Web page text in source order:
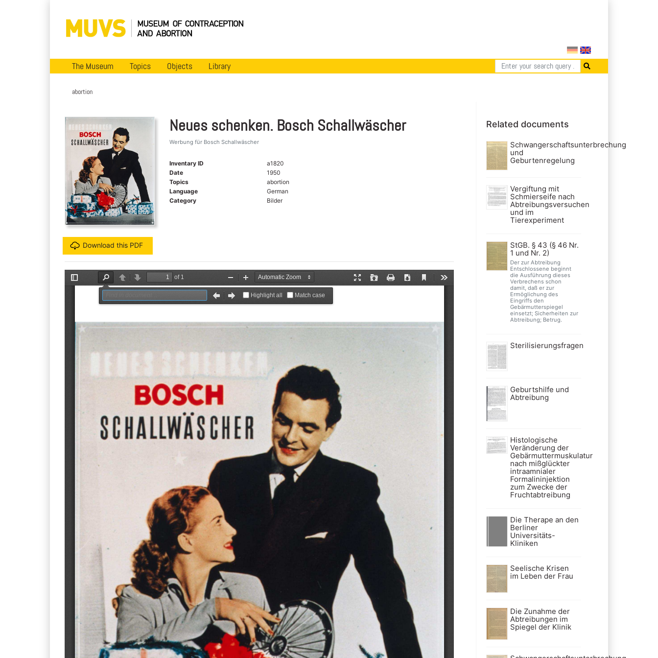
The Museum Topics Objects Library
abortion
Download this PDF
Neues schenken. Bosch Schallwäscher
Werbung für Bosch Schallwäscher
Inventary ID
a1820
Date
1950
Topics
abortion
Language
German
Category
Bilder
Related documents
Schwangerschaftsunterbrechung
und
Geburtenregelung
Vergiftung mit
Schmierseife nach
Abtreibungsversuchen
und im
Tierexperiment
StGB. § 43 (§ 46 Nr.
1 und Nr. 2)
Der zur Abtreibung
Entschlossene beginnt
die Ausführung dieses
Verbrechens schon
damit, daß er zur
Ermöglichung des
Eingriffs den
Gebärmutterspiegel
einsetzt; Sicherheiten zur
Abtreibung; Betrug.
Sterilisierungsfragen
Geburtshilfe und
Abtreibung
Histologische
Veränderung der
Gebärmuttermuskulatur
nach mißglückter
intraamnialer
Formalininjektion
zum Zwecke der
Fruchtabtreibung
Die Therape an den
Berliner
Universitäts-
Kliniken
Seelische Krisen
im Leben der Frau
Die Zunahme der
Abtreibungen im
Spiegel der Klinik